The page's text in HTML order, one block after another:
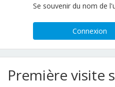
Se souvenir du nom de
Connexion
Première visite